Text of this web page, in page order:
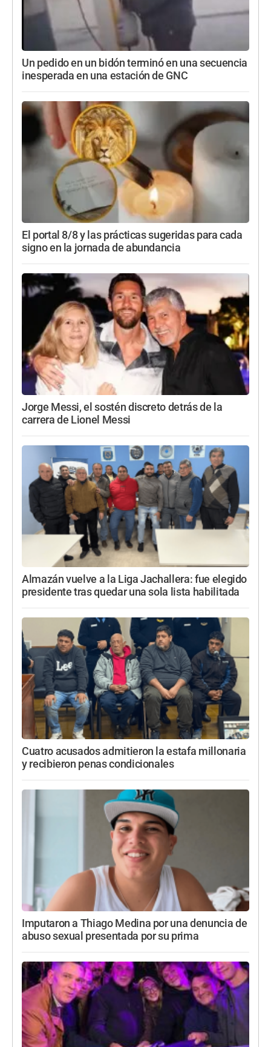
Un pedido en un bidón terminó en una secuencia
inesperada en una estación de GNC
El portal 8/8 y las prácticas sugeridas para cada
signo en la jornada de abundancia
Jorge Messi, el sostén discreto detrás de la
carrera de Lionel Messi
Almazán vuelve a la Liga Jachallera: fue elegido
presidente tras quedar una sola lista habilitada
Cuatro acusados admitieron la estafa millonaria
y recibieron penas condicionales
Imputaron a Thiago Medina por una denuncia de
abuso sexual presentada por su prima